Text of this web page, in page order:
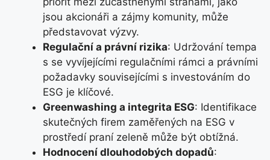
jsou akcionáři a zájmy komunity, může
představovat výzvy.
Regulační a právní rizika: Udržování tempa
s se vyvíjejícími regulačními rámci a právními
požadavky souvisejícími s investováním do
ESG je klíčové.
Greenwashing a integrita ESG: Identifikace
skutečných firem zaměřených na ESG v
prostředí praní zeleně může být obtížná.
Hodnocení dlouhodobých dopadů: